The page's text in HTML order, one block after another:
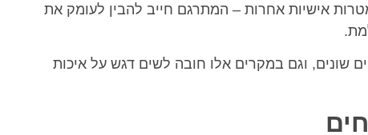
אישיות אחרות – המתרגם חייב להבין לעומק את
שונים, וגם במקרים אלו חובה לשים דגש על איכות